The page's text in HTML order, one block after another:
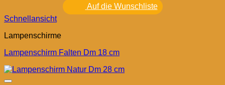
Auf die Wunschliste
Schnellansicht
Lampenschirme
Lampenschirm Falten Dm 18 cm